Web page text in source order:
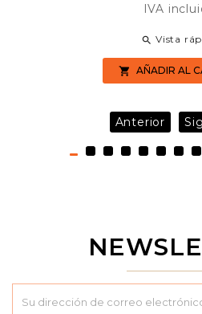
IVA
 Vista
 AÑADIR AL
Anterior